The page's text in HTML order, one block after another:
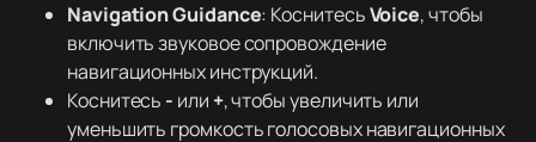
Navigation Guidance: КоснитесьVoice, чтобы
включить звуковое сопровождение
навигационных инструкций.
Коснитесь - или +, чтобы увеличить или
уменьшить громкость голосовых навигационных